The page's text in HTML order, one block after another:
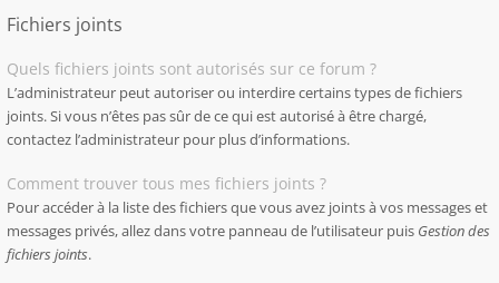
Fichiers joints
Quels fichiers joints sont autorisés sur ce forum ?
L’administrateur peut autoriser ou interdire certains types de fichiers
joints. Si vous n’êtes pas sûr de ce qui est autorisé à être chargé,
contactez l’administrateur pour plus d’informations.
Comment trouver tous mes fichiers joints ?
Pour accéder à la liste des fichiers que vous avez joints à vos messages et
messages privés, allez dans votre panneau de l’utilisateur puis Gestion des
fichiers joints.